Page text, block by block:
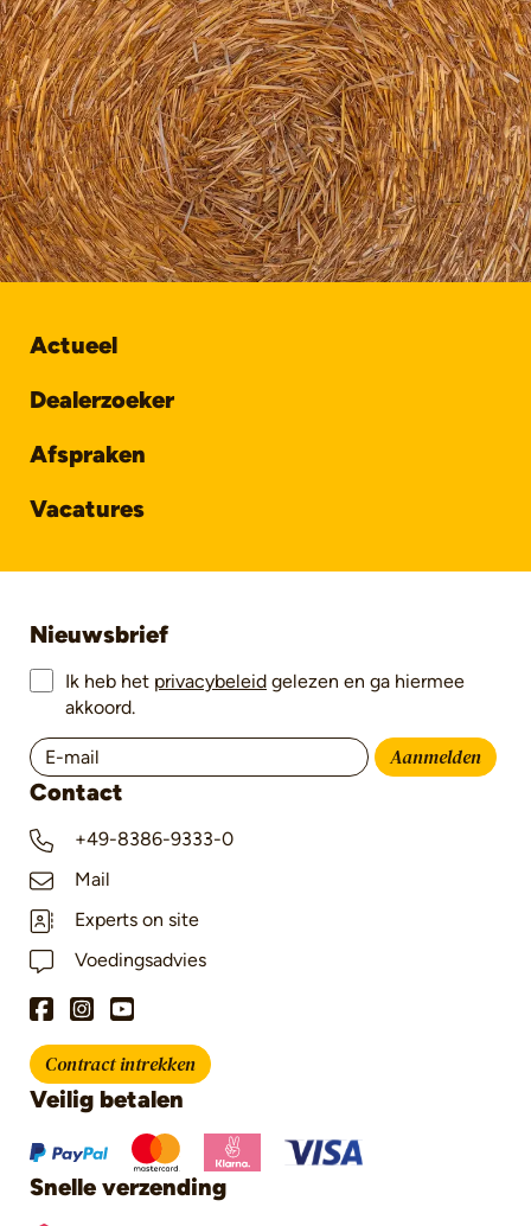
Actueel
Dealerzoeker
Afspraken
Vacatures
Nieuwsbrief
Ik heb het privacybeleid gelezen en ga hiermee
akkoord.
Aanmelden
Contact
+49-8386-9333-0
Mail
Experts on site
Voedingsadvies
Contract intrekken
Veilig betalen
Snelle verzending